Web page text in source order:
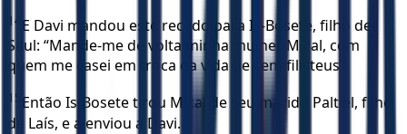
14 E Davi mandou este recado para Is-Bosete, filho de
Saul: “Mande-me de volta minha mulher Mical, com
quem me casei em troca da vida de cem filisteus”.
15 Então Is-Bosete tirou Mical de seu marido Paltiel, filho
de Laís, e a enviou a Davi.